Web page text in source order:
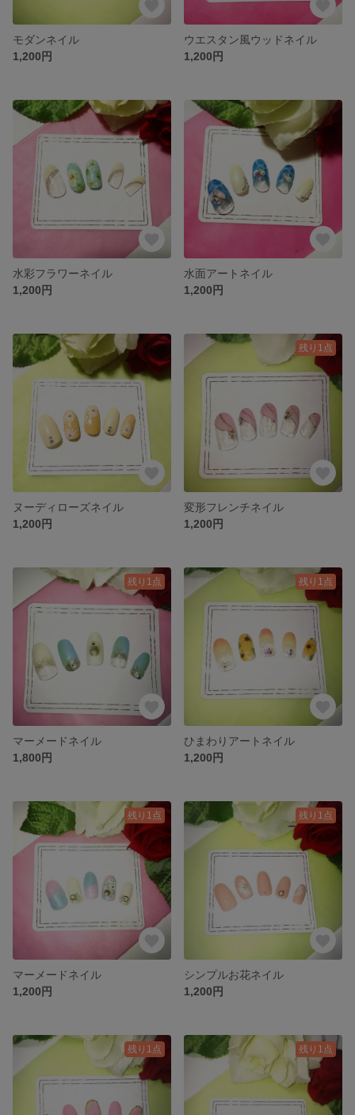
モダンネイル
1,200円
ウエスタン風ウッドネイル
1,200円
水彩フラワーネイル
1,200円
水面アートネイル
1,200円
ヌーディローズネイル
1,200円
残り1点
変形フレンチネイル
1,200円
残り1点
マーメードネイル
1,800円
残り1点
ひまわりアートネイル
1,200円
残り1点
マーメードネイル
1,200円
残り1点
シンプルお花ネイル
1,200円
残り1点 残り1点